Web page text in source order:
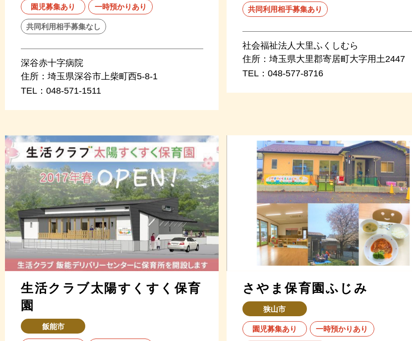
園児募集あり 一時預かりあり
共同利用相手募集なし
深谷赤十字病院
住所： 埼玉県深谷市上柴町西5-8-1
TEL： 048-571-1511
共同利用相手募集あり
社会福祉法人大里ふくしむら
住所： 埼玉県大里郡寄居町大字用土2447
TEL： 048-577-8716
生活クラブ太陽すくすく保育
園
飯能市
さやま保育園ふじみ
狭山市
園児募集あり 一時預かりあり